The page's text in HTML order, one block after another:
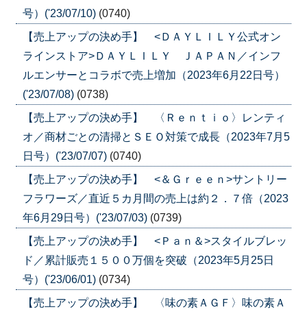
号）('23/07/10) (0740)
【売上アップの決め手】 <ＤＡＹＬＩＬＹ公式オン
ラインストア>ＤＡＹＬＩＬＹ ＪＡＰＡＮ／インフ
ルエンサーとコラボで売上増加（2023年6月22日号）
('23/07/08) (0738)
【売上アップの決め手】 〈Ｒｅｎｔｉｏ〉レンティ
オ／商材ごとの清掃とＳＥＯ対策で成長（2023年7月5
日号）('23/07/07) (0740)
【売上アップの決め手】 <＆Ｇｒｅｅｎ>サントリー
フラワーズ／直近５カ月間の売上は約２．７倍（2023
年6月29日号）('23/07/03) (0739)
【売上アップの決め手】 <Ｐａｎ＆>スタイルブレッ
ド／累計販売１５００万個を突破（2023年5月25日
号）('23/06/01) (0734)
【売上アップの決め手】 〈味の素ＡＧＦ〉味の素Ａ